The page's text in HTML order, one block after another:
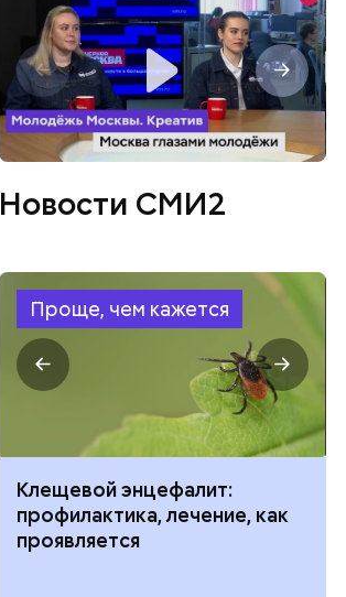
Новости СМИ2
Проще, чем кажется
Клещевой энцефалит:
профилактика, лечение, как
проявляется